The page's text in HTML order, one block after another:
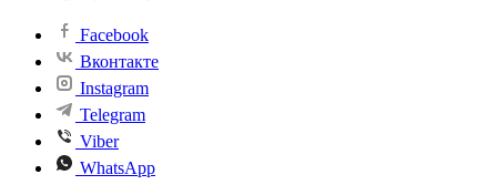
Facebook
Вконтакте
Instagram
Telegram
Viber
WhatsApp